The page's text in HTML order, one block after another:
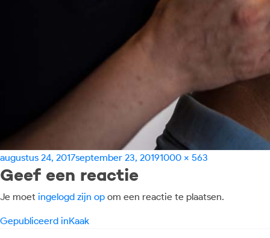
Geplaatst
op
augustus 24, 2017september 23, 2019Volledige
1000 × 563
Geef een reactie
Je moet ingelogd zijn op om een reactie te plaatsen.
Bericht
Gepubliceerd inKaak